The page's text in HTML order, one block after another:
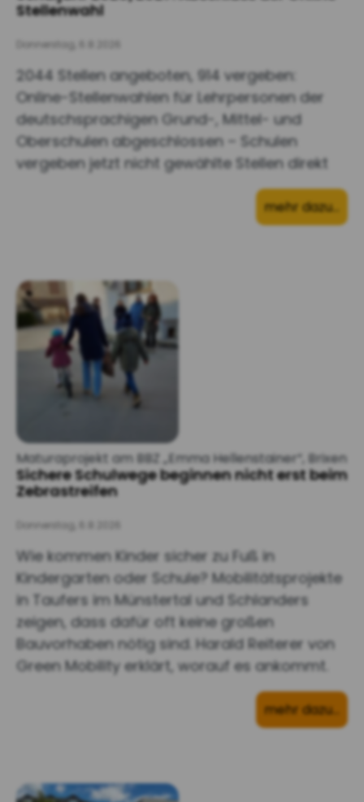
Stellenwahl
Donnerstag, 6.8.2026
2044 Stellen angeboten, 914 vergeben:
Online-Stellenwahlen für Lehrpersonen der
deutschsprachigen Grund-, Mittel- und
Oberschulen abgeschlossen – Schulen
vergeben jetzt nicht gewählte Stellen direkt
mehr dazu…
Maturaprojekt am BBZ „Emma Hellenstainer“, Brixen
Sichere Schulwege beginnen nicht erst beim
Zebrastreifen
Donnerstag, 6.8.2026
Wie kommen Kinder sicher zu Fuß in
Kindergarten oder Schule? Mobilitätsprojekte
in Taufers im Münstertal und Schlanders
zeigen, dass dafür oft keine großen
Bauvorhaben nötig sind. Harald Reiterer von
Green Mobility erklärt, worauf es ankommt.
mehr dazu…